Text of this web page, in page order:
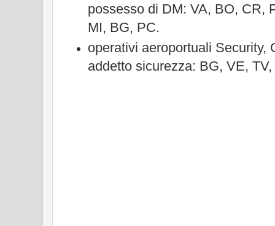
possesso di DM: VA, BO, CR,
MI, BG, PC.
operativi aeroportuali Security,
addetto sicurezza: BG, VE,